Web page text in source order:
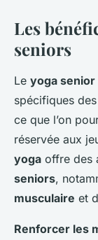
Les
seniors
Le yoga senior
spécifiques des
ce que l’on
réservée aux
yoga offre des
seniors,
musculaire et
Renforcer les